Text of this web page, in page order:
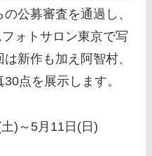
公募審査を通過し、
ォトサロン東京で写
新作も加え阿智村、
点を展示します。
)～5月11日(日)